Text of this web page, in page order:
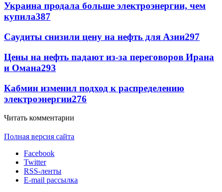
Украина продала больше электроэнергии, чем
купила387
Саудиты снизили цену на нефть для Азии297
Цены на нефть падают из-за переговоров Ирана
и Омана293
Кабмин изменил подход к распределению
электроэнергии276
Читать комментарии
Полная версия сайта
Facebook
Twitter
RSS-ленты
E-mail рассылка